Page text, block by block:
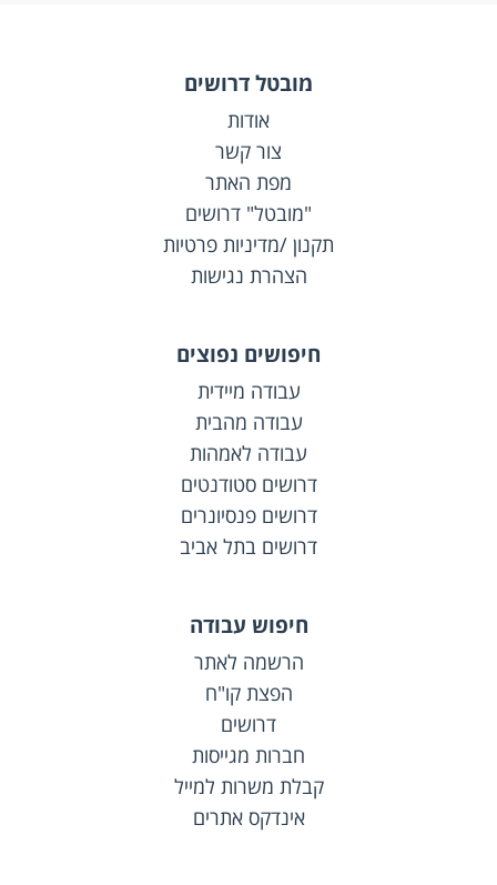
מובטל דרושים
אודות
צור קשר
מפת האתר
"מובטל" דרושים
תקנון /מדיניות פרטיות
הצהרת נגישות
חיפושים נפוצים
עבודה מיידית
עבודה מהבית
עבודה לאמהות
דרושים סטודנטים
דרושים פנסיונרים
דרושים בתל אביב
חיפוש עבודה
הרשמה לאתר
הפצת קו"ח
דרושים
חברות מגייסות
קבלת משרות למייל
אינדקס אתרים